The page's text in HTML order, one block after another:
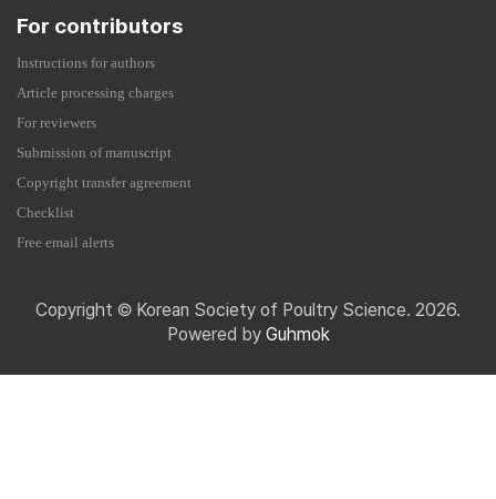
For contributors
Instructions for authors
Article processing charges
For reviewers
Submission of manuscript
Copyright transfer agreement
Checklist
Free email alerts
Copyright © Korean Society of Poultry Science. 2026.
Powered by Guhmok